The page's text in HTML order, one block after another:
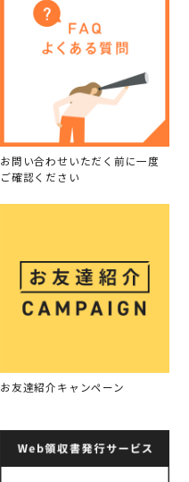
お問い合わせいただく前に一度
ご確認ください
お友達紹介キャンペーン